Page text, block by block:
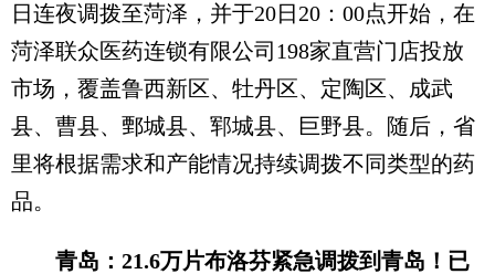
日连夜调拨至菏泽，并于20日20：00点开始，在
菏泽联众医药连锁有限公司198家直营门店投放
市场，覆盖鲁西新区、牡丹区、定陶区、成武
县、曹县、鄄城县、郓城县、巨野县。随后，省
里将根据需求和产能情况持续调拨不同类型的药
品。
青岛：21.6万片布洛芬紧急调拨到青岛！已